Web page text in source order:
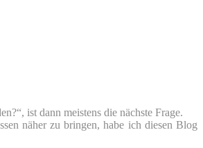
ist dann meistens die nächste Frage.
näher zu bringen, habe ich diesen Blog